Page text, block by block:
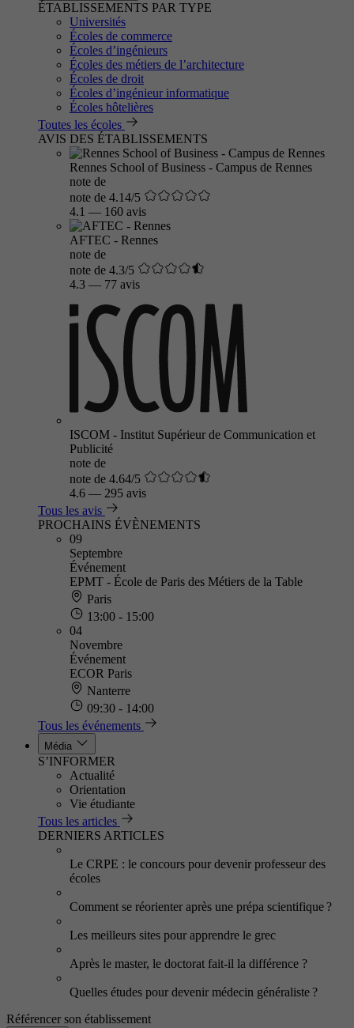
ÉTABLISSEMENTS PAR TYPE
Universités
Écoles de commerce
Écoles d’ingénieurs
Écoles des métiers de l’architecture
Écoles de droit
Écoles d’ingénieur informatique
Écoles hôtelières
Toutes les écoles
AVIS DES ÉTABLISSEMENTS
Rennes School of Business - Campus de Rennes
note de
note de 4.14/5
4.1 — 160 avis
AFTEC - Rennes
note de
note de 4.3/5
4.3 — 77 avis
ISCOM - Institut Supérieur de Communication et
Publicité
note de
note de 4.64/5
4.6 — 295 avis
Tous les avis
PROCHAINS ÉVÈNEMENTS
09
Septembre
Événement
EPMT - École de Paris des Métiers de la Table
Paris
13:00 - 15:00
04
Novembre
Événement
ECOR Paris
Nanterre
09:30 - 14:00
Tous les événements
Média
S’INFORMER
Actualité
Orientation
Vie étudiante
Tous les articles
DERNIERS ARTICLES
Le CRPE : le concours pour devenir professeur des
écoles
Comment se réorienter après une prépa scientifique ?
Les meilleurs sites pour apprendre le grec
Après le master, le doctorat fait-il la différence ?
Quelles études pour devenir médecin généraliste ?
Référencer son établissement